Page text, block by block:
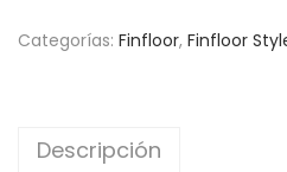
Categorías: Finfloor, Finfloor
Descripción